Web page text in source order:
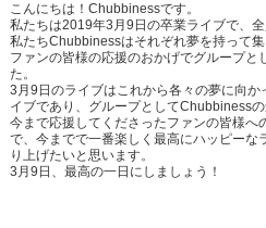
こんにちは！Chubbinessです。
私たちは2019年3月9日の卒業ライブで、全
私たちChubbinessはそれぞれ夢を持って
ファンの皆様の応援のおかげでグループと
た。
3月9日のライブはこれから各々の夢に向
イブであり、グループとしてChubbinessの
今まで応援してくださったファンの皆様へ
で、今までで一番楽しく最高にハッピーな
り上げたいと思います。
3月9日、最高の一日にしましょう！
DISCO
BLOG